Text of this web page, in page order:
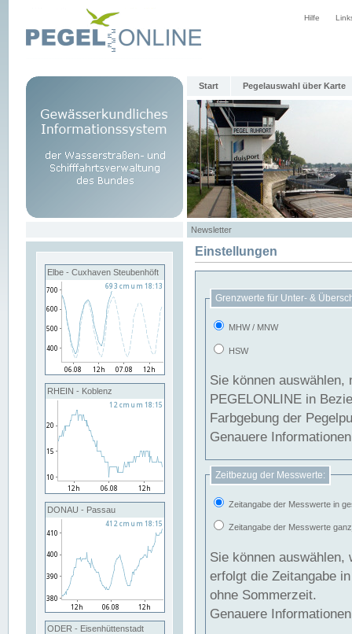
Hilfe
Start Pegelauswahl über Karte
Newsletter
Elbe - Cuxhaven Steubenhöft
RHEIN - Koblenz
DONAU - Passau
ODER - Eisenhüttenstadt
Einstellungen
Grenzwerte für Unter- &
MHW / MNW
HSW
Sie können
PEGELONLINE in Beziehung
Farbgebung der
Genauere
Zeitbezug der Messwerte:
Zeitangabe der Messwerte in
Zeitangabe der Messwerte
Sie können auswählen,
erfolgt die Zeitangabe
ohne Sommerzeit.
Genauere